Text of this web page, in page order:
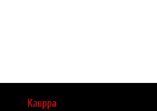
Kauppa